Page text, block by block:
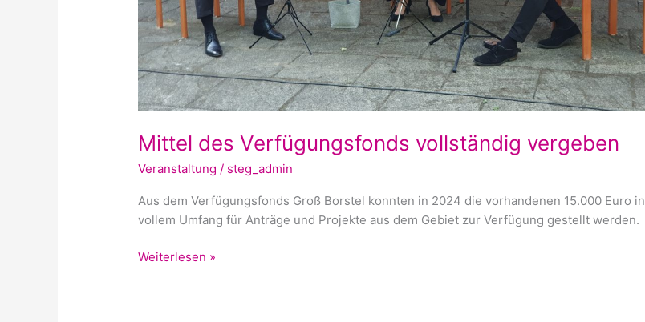
Mittel des Verfügungsfonds vollständig vergeben ​
Veranstaltung / steg_admin
Aus dem Verfügungsfonds Groß Borstel konnten in 2024 die vorhandenen 15.000 Euro in
vollem Umfang für Anträge und Projekte aus dem Gebiet zur Verfügung gestellt werden.
Weiterlesen »